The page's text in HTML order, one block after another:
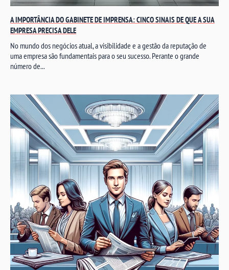
A IMPORTÂNCIA DO GABINETE DE IMPRENSA: CINCO SINAIS DE QUE A SUA
EMPRESA PRECISA DELE
No mundo dos negócios atual, a visibilidade e a gestão da reputação de
uma empresa são fundamentais para o seu sucesso. Perante o grande
número de...